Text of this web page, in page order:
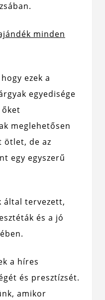
minden
ezek a
egyedisége
meglehetősen
ötlet, de az
egy egyszerű
által tervezett,
és a jó
a híres
és presztízsét.
amikor